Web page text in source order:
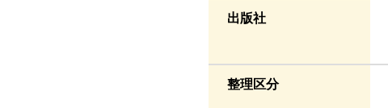
出版社
整理区分